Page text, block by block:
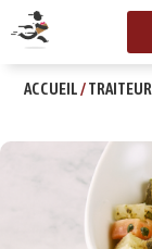
ACCUEIL/TRAITEUR